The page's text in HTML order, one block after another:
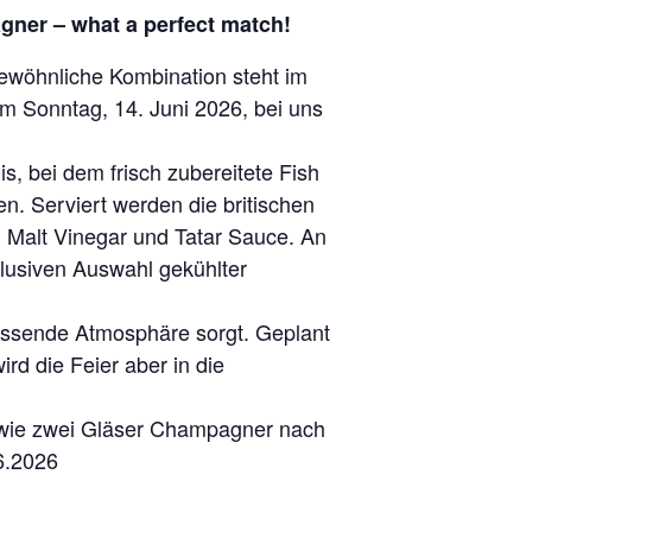
– what a perfect match!
Kombination steht im
Sonntag, 14. Juni 2026, bei uns
bei dem frisch zubereitete Fish
Serviert werden die britischen
Vinegar und Tatar Sauce. An
Auswahl gekühlter
Atmosphäre sorgt. Geplant
die Feier aber in die
zwei Gläser Champagner nach